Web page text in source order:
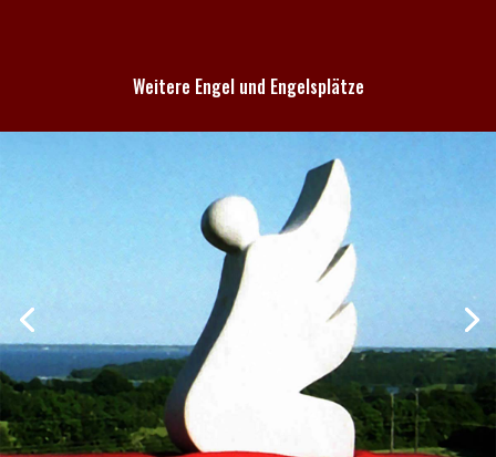
Weitere Engel und Engelsplätze